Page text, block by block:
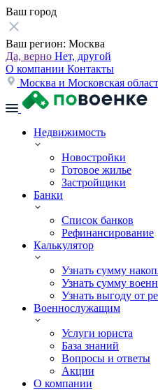
Ваш город
Ваш регион: Москва
Да, верно Нет, другой
О компании Контакты
Москва и Московская
Недвижимость
Новостройки
Готовое жилье
Застройщики
Банки
Список банков
Рефинансирование
Калькулятор
Узнать сумму
Узнать сумму
Узнать выгоду от
Военнослужащим
Услуги юриста
База знаний
Вопросы и ответы
Акции
О компании